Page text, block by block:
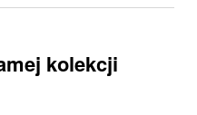
kolekcji